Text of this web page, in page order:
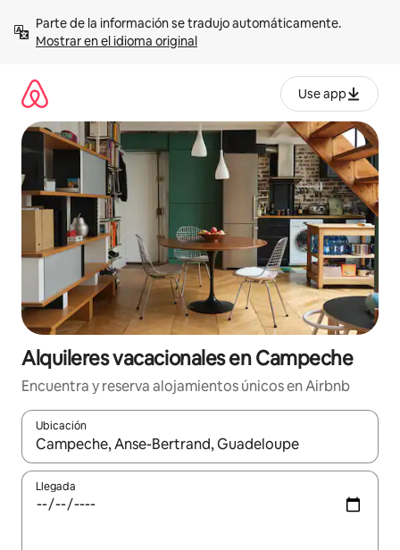
contenidoMostrar en el idioma original
Use app
Alquileres vacacionales en Campeche
Encuentra y reserva alojamientos únicos en Airbnb
Ubicación
Cuando los resultados estén disponibles, navega con las
Llegada